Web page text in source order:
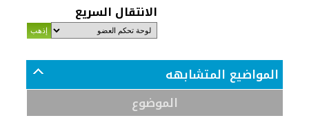
الانتقال السريع
المواضيع المتشابهه
الموضوع